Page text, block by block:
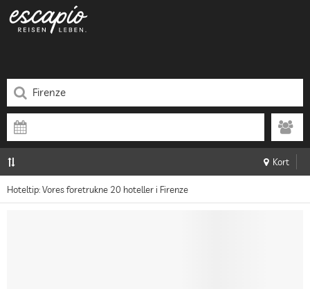
Kort
Hoteltip: Vores foretrukne 20 hoteller i Firenze